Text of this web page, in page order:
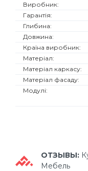
Виробник:
Гарантія:
Глибина:
Довжина:
Країна виробник:
Матеріал:
Матеріал каркасу:
Матеріал фасаду:
Модулі:
ОТЗЫВЫ:
Мебель